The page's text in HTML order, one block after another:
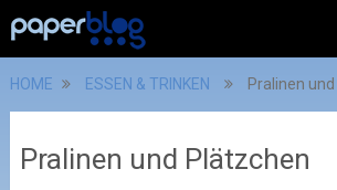
HOME ESSEN & TRINKEN Pralinen
Pralinen und Plätzchen